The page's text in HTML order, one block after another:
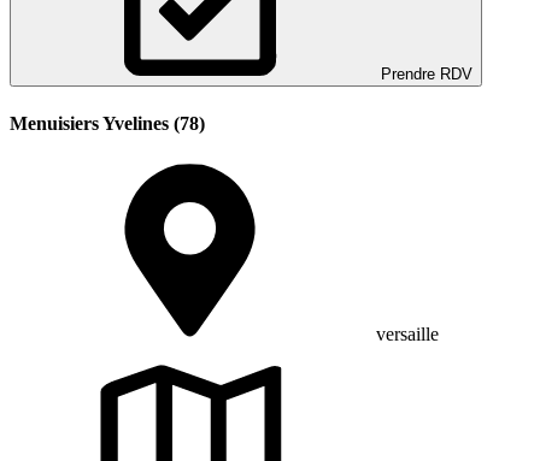
Prendre RDV
Menuisiers Yvelines (78)
versaille